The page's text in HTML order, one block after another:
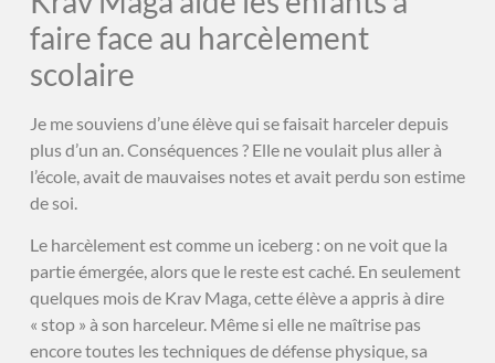
faire face au harcèlement
scolaire
Je me souviens d’une élève qui se faisait harceler depuis
plus d’un an. Conséquences ? Elle ne voulait plus aller à
l’école, avait de mauvaises notes et avait perdu son estime
de soi.
Le harcèlement est comme un iceberg : on ne voit que la
partie émergée, alors que le reste est caché. En seulement
quelques mois de Krav Maga, cette élève a appris à dire
« stop » à son harceleur. Même si elle ne maîtrise pas
encore toutes les techniques de défense physique, sa